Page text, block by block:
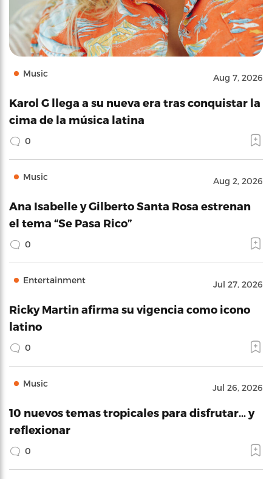
Music Aug 7, 2026
Karol G llega a su nueva era tras conquistar la
cima de la música latina
0
Music Aug 2, 2026
Ana Isabelle y Gilberto Santa Rosa estrenan
el tema “Se Pasa Rico”
0
Entertainment Jul 27, 2026
Ricky Martin afirma su vigencia como icono
latino
0
Music Jul 26, 2026
10 nuevos temas tropicales para disfrutar… y
reflexionar
0